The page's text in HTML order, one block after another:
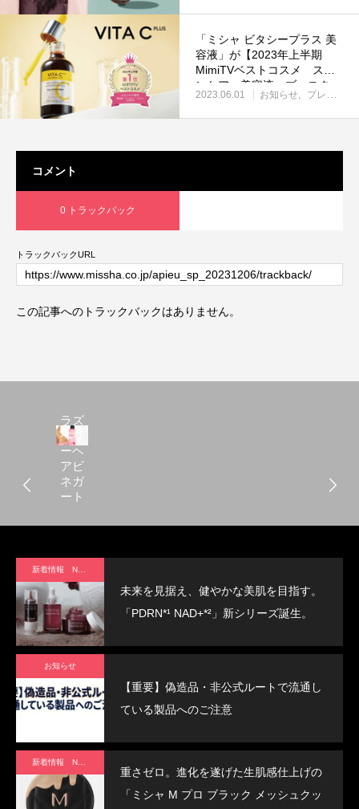
「ミシャ ビタシープラス 美
容液」が【2023年上半期
MimiTVベストコスメ スキ
ンケア 美容液・ブースタ
ー・オイル ～2,999円部門1
位】受賞
2023.06.01 お知らせ プレスリリース
コメント
0 トラックバック
トラックバックURL
この記事へのトラックバックはありません。
ラズ
ベリ
ーヘ
アビ
ネガ
ート
トメ
[200ml]
未来を見据え、健やかな美肌を目指す。
「PDRN*¹ NAD+*²」新シリーズ誕生。
お知らせ
【重要】偽造品・非公式ルートで流通し
ている製品へのご注意
重さゼロ。進化を遂げた生肌感仕上げの
「ミシャ M プロ ブラック メッシュクッ